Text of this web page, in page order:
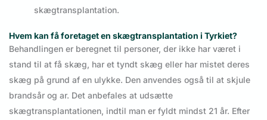
skægtransplantation.
Hvem kan få foretaget en skægtransplantation i Tyrkiet?
Behandlingen er beregnet til personer, der ikke har været i
stand til at få skæg, har et tyndt skæg eller har mistet deres
skæg på grund af en ulykke. Den anvendes også til at skjule
brandsår og ar. Det anbefales at udsætte
skægtransplantationen, indtil man er fyldt mindst 21 år. Efter